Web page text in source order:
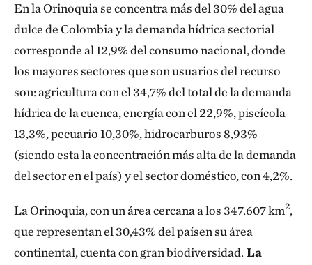
En la Orinoquia se concentra más del 30% del agua
dulce de Colombia y la demanda hídrica sectorial
corresponde al 12,9% del consumo nacional, donde
los mayores sectores que son usuarios del recurso
son: agricultura con el 34,7% del total de la demanda
hídrica de la cuenca, energía con el 22,9%, piscícola
13,3%, pecuario 10,30%, hidrocarburos 8,93%
(siendo esta la concentración más alta de la demanda
del sector en el país) y el sector doméstico, con 4,2%.
La Orinoquia, con un área cercana a los 347.607 km2,
que representan el 30,43% del paísen su área
continental, cuenta con gran biodiversidad. La